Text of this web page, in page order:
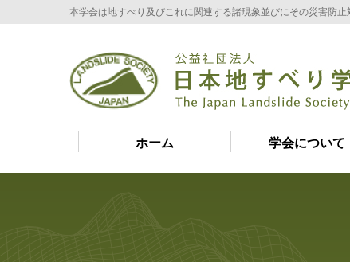
本学会は地すべり及びこれに関連する諸現象並びにその災害防
ホーム 学会について